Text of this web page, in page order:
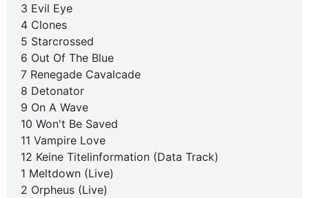
3 Evil Eye
4 Clones
5 Starcrossed
6 Out Of The Blue
7 Renegade Cavalcade
8 Detonator
9 On A Wave
10 Won't Be Saved
11 Vampire Love
12 Keine Titelinformation (Data Track)
1 Meltdown (Live)
2 Orpheus (Live)